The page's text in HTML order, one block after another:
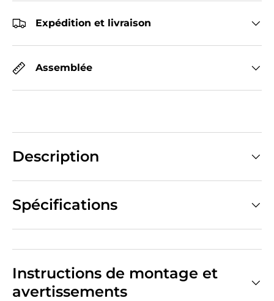
Expédition et livraison
Assemblée
Description
Spécifications
Instructions de montage et
avertissements